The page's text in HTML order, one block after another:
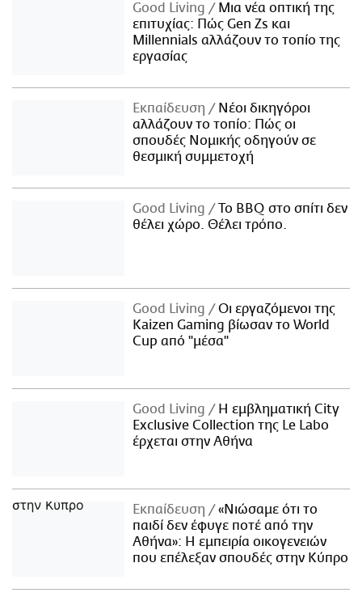
Good Living
Μια νέα οπτική της
επιτυχίας: Πώς Gen Zs και
Millennials αλλάζουν το τοπίο της
εργασίας
Εκπαίδευση
Νέοι δικηγόροι
αλλάζουν το τοπίο: Πώς οι
σπουδές Νομικής οδηγούν σε
θεσμική συμμετοχή
Good Living
Το BBQ στο σπίτι δεν
θέλει χώρο. Θέλει τρόπο.
Good Living
Οι εργαζόμενοι της
Kaizen Gaming βίωσαν το World
Cup από "μέσα"
Good Living
Η εμβληματική City
Exclusive Collection της Le Labo
έρχεται στην Αθήνα
Εκπαίδευση
«Νιώσαμε ότι το
παιδί δεν έφυγε ποτέ από την
Αθήνα»: Η εμπειρία οικογενειών
που επέλεξαν σπουδές στην Κύπρο